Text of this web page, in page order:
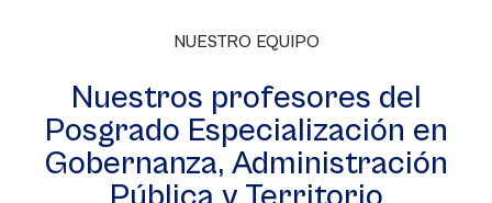
NUESTRO EQUIPO
Nuestros profesores del
Posgrado Especialización en
Gobernanza, Administración